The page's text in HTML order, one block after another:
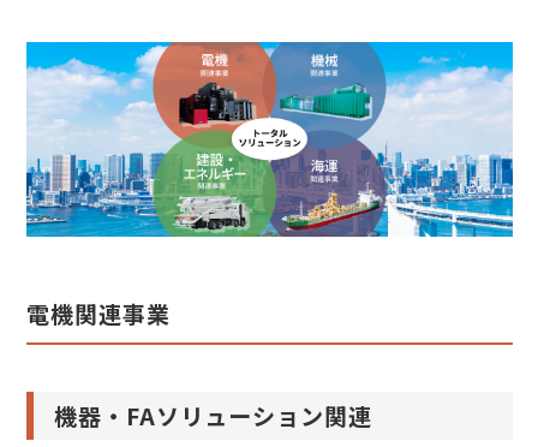
電機関連事業
機器・FAソリューション関連